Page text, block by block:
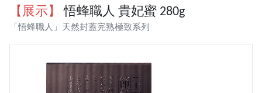
【展示】 悟蜂職人 貴妃蜜 280g
「悟蜂職人」天然封蓋完熟極致系列